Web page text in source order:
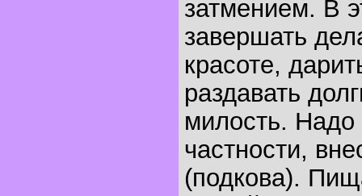
затмением. В
завершать
красоте,
раздавать
милость.
частности,
(подкова).